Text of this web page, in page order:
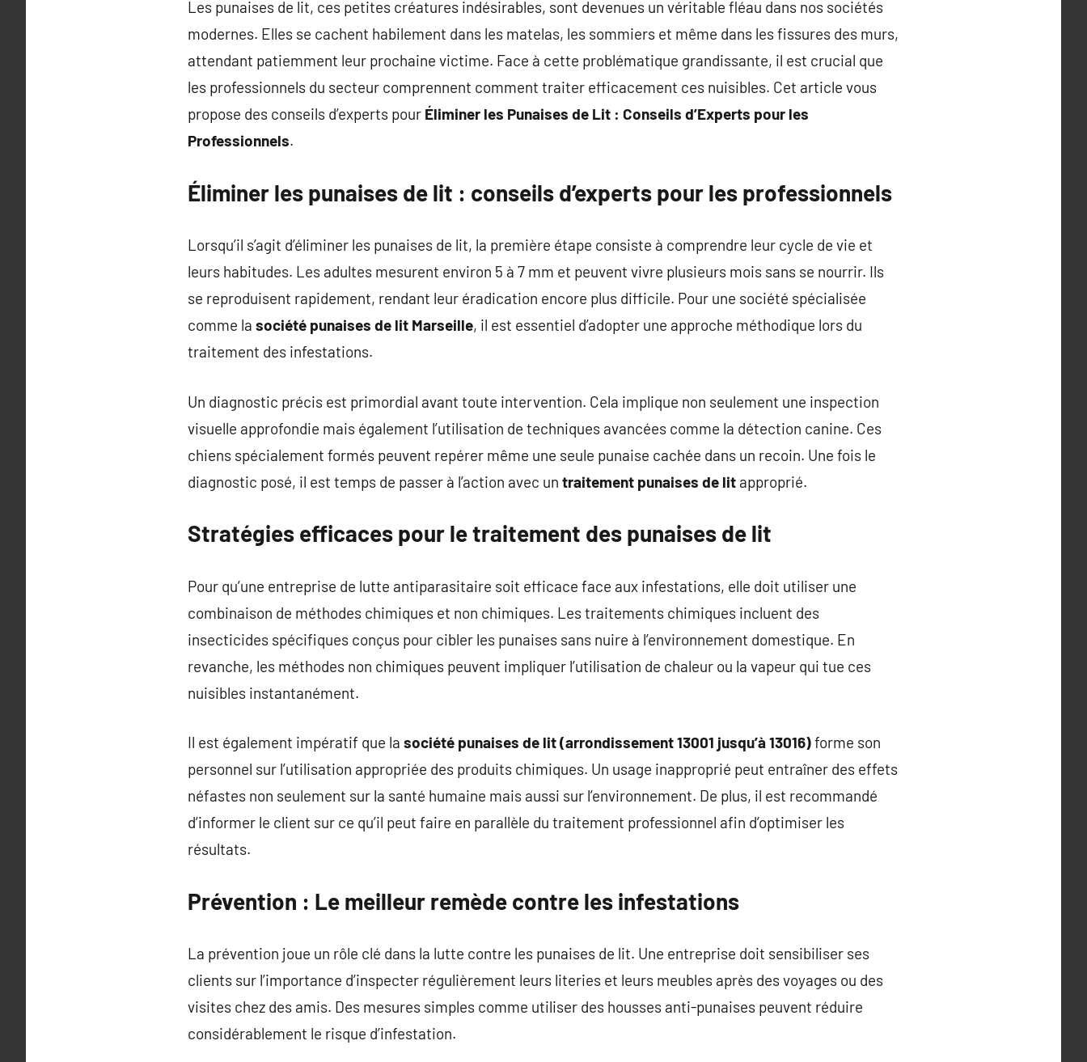
Les punaises de lit, ces petites créatures indésirables, sont devenues un véritable fléau dans nos sociétés
modernes. Elles se cachent habilement dans les matelas, les sommiers et même dans les fissures des murs,
attendant patiemment leur prochaine victime. Face à cette problématique grandissante, il est crucial que
les professionnels du secteur comprennent comment traiter efficacement ces nuisibles. Cet article vous
propose des conseils d’experts pour Éliminer les Punaises de Lit : Conseils d’Experts pour les
Professionnels.
Éliminer les punaises de lit : conseils d’experts pour les professionnels
Lorsqu’il s’agit d’éliminer les punaises de lit, la première étape consiste à comprendre leur cycle de vie et
leurs habitudes. Les adultes mesurent environ 5 à 7 mm et peuvent vivre plusieurs mois sans se nourrir. Ils
se reproduisent rapidement, rendant leur éradication encore plus difficile. Pour une société spécialisée
comme la société punaises de lit Marseille, il est essentiel d’adopter une approche méthodique lors du
traitement des infestations.
Un diagnostic précis est primordial avant toute intervention. Cela implique non seulement une inspection
visuelle approfondie mais également l’utilisation de techniques avancées comme la détection canine. Ces
chiens spécialement formés peuvent repérer même une seule punaise cachée dans un recoin. Une fois le
diagnostic posé, il est temps de passer à l’action avec un traitement punaises de lit approprié.
Stratégies efficaces pour le traitement des punaises de lit
Pour qu’une entreprise de lutte antiparasitaire soit efficace face aux infestations, elle doit utiliser une
combinaison de méthodes chimiques et non chimiques. Les traitements chimiques incluent des
insecticides spécifiques conçus pour cibler les punaises sans nuire à l’environnement domestique. En
revanche, les méthodes non chimiques peuvent impliquer l’utilisation de chaleur ou la vapeur qui tue ces
nuisibles instantanément.
Il est également impératif que la société punaises de lit (arrondissement 13001 jusqu’à 13016)forme son
personnel sur l’utilisation appropriée des produits chimiques. Un usage inapproprié peut entraîner des effets
néfastes non seulement sur la santé humaine mais aussi sur l’environnement. De plus, il est recommandé
d’informer le client sur ce qu’il peut faire en parallèle du traitement professionnel afin d’optimiser les
résultats.
Prévention : Le meilleur remède contre les infestations
La prévention joue un rôle clé dans la lutte contre les punaises de lit. Une entreprise doit sensibiliser ses
clients sur l’importance d’inspecter régulièrement leurs literies et leurs meubles après des voyages ou des
visites chez des amis. Des mesures simples comme utiliser des housses anti-punaises peuvent réduire
considérablement le risque d’infestation.